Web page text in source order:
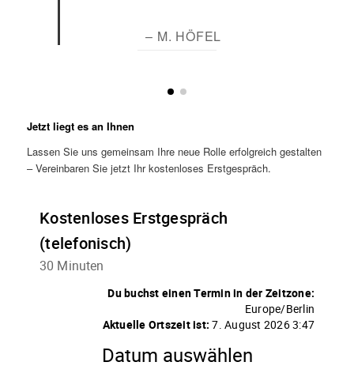
– M. HÖFEL
Jetzt liegt es an Ihnen
Lassen Sie uns gemeinsam Ihre neue Rolle erfolgreich gestalten
– Vereinbaren Sie jetzt Ihr kostenloses Erstgespräch.